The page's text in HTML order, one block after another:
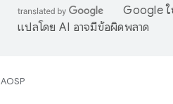
Google ใ
แปลโดย AI อาจมีข้อผิดพลาด
AOSP